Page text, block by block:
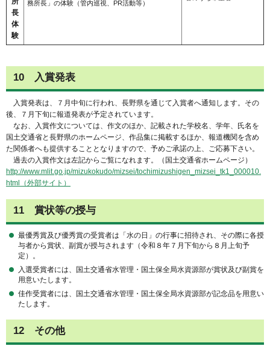
長
体
験
務所長」の体験（管内巡視、PR活動等）
10 入賞発表
入賞発表は、７月中旬に行われ、長野県を通じて入賞者へ通知します。その
後、７月下旬に報道発表が予定されています。
なお、入賞作文については、作文のほか、記載された学校名、学年、氏名を
国土交通省と長野県のホームページ、作品集に掲載するほか、報道機関を含め
た関係者へも提供することとなりますので、予めご承諾の上、ご応募下さい。
過去の入賞作文は左記からご覧になれます。（国土交通省ホームページ）
http://www.mlit.go.jp/mizukokudo/mizsei/tochimizushigen_mizsei_tk1_000010.
html（外部サイト）
11 賞状等の授与
最優秀賞及び優秀賞の受賞者は「水の日」の行事に招待され、その際に各授
与者から賞状、副賞が授与されます（令和８年７月下旬から８月上旬予
定）。
入選受賞者には、国土交通省水管理・国土保全局水資源部が賞状及び副賞を
用意いたします。
佳作受賞者には、国土交通省水管理・国土保全局水資源部が記念品を用意い
たします。
12 その他